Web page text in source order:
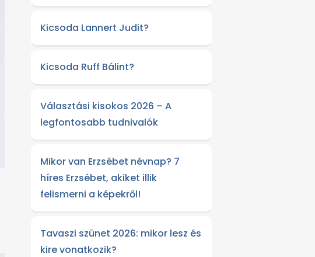
Kicsoda Lannert Judit?
Kicsoda Ruff Bálint?
Választási kisokos 2026 – A
legfontosabb tudnivalók
Mikor van Erzsébet névnap? 7
híres Erzsébet, akiket illik
felismerni a képekről!
Tavaszi szünet 2026: mikor lesz és
kire vonatkozik?